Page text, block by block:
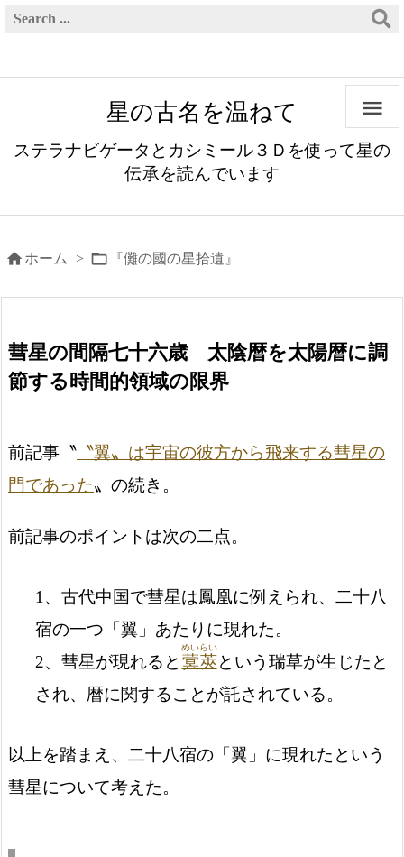
星の古名を温ねて
ステラナビゲータとカシミール３Ｄを使って星の
伝承を読んでいます

 ホーム >  『儺の國の星拾遺』
彗星の間隔七十六歳 太陰暦を太陽暦に調
節する時間的領域の限界
前記事〝 〝翼〟は宇宙の彼方から飛来する彗星の
門であった〟の続き。
前記事のポイントは次の二点。
1、古代中国で彗星は鳳凰に例えられ、二十八
宿の一つ「翼」あたりに現れた。
2、彗星が現れると 蓂莢
めいらい
という瑞草が生じたと
され、暦に関することが託されている。
以上を踏まえ、二十八宿の「翼」に現れたという
彗星について考えた。